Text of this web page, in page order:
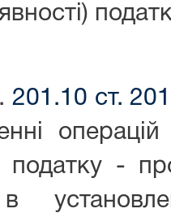
201.10 ст.
податку -
в